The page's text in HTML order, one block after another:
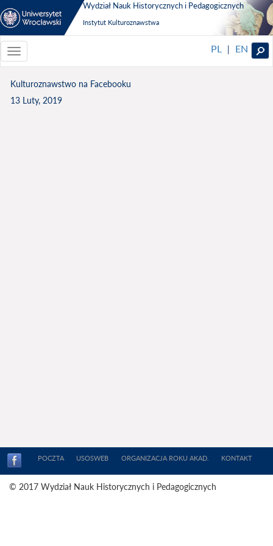
Wydział Nauk Historycznych i Pedagogicznych
Instytut Kulturoznawstwa
Toggle
navigationToggle
PL | EN
Kulturoznawstwo na Facebooku
13 Luty, 2019
POCZTA USOSWEB ORGANIZACJA ROKU AKAD. KONTAKT
© 2017 Wydział Nauk Historycznych i Pedagogicznych